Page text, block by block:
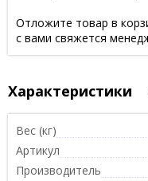
Отложите товар в
с вами свяжется
Характеристики
Вес (кг)
Артикул
Производитель